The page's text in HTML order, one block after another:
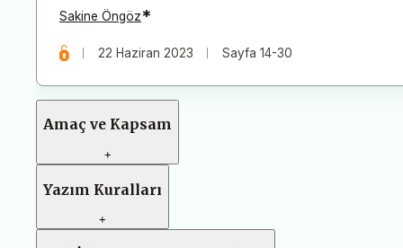
Sakine Öngöz*
22 Haziran 2023 Sayfa 14-30
Amaç ve Kapsam
+
Yazım Kuralları
+